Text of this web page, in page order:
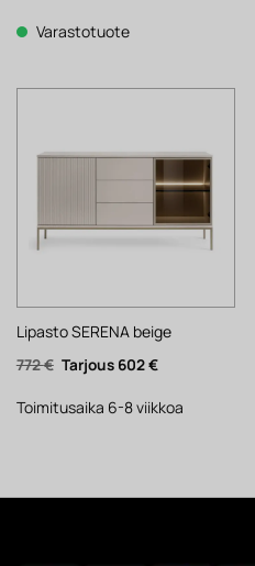
Varastotuote
Lipasto SERENA beige
772€ Alkuperäinen
hinta
772 €.
602€Nykyinen
602 €.
Toimitusaika 6-8 viikkoa